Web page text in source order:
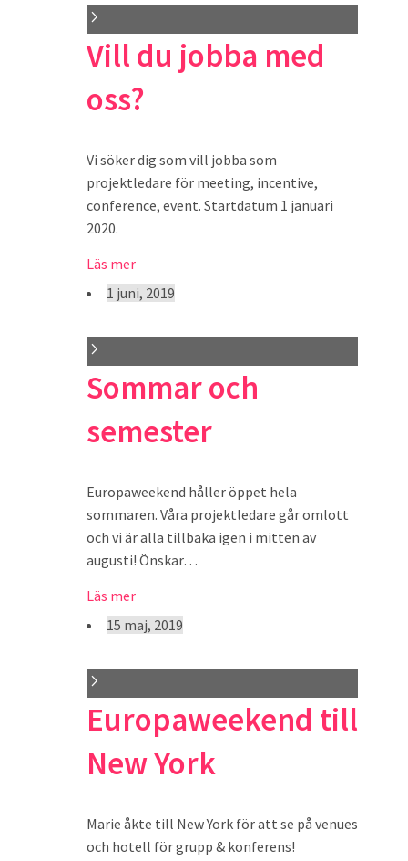
Vill du jobba med
oss?
Vi söker dig som vill jobba som
projektledare för meeting, incentive,
conference, event. Startdatum 1 januari
2020.
Läs mer
1 juni, 2019
Sommar och
semester
Europaweekend håller öppet hela
sommaren. Våra projektledare går omlott
och vi är alla tillbaka igen i mitten av
augusti! Önskar…
Läs mer
15 maj, 2019
Europaweekend till
New York
Marie åkte till New York för att se på venues
och hotell för grupp & konferens!